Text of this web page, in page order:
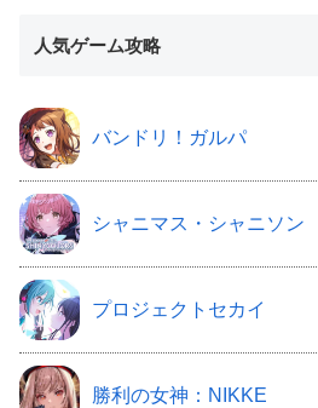
人気ゲーム攻略
バンドリ！ガルパ
シャニマス・シャニソン
プロジェクトセカイ
勝利の女神：NIKKE